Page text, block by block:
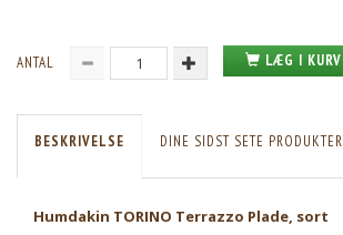
ANTAL LÆG I KURV
BESKRIVELSE DINE SIDST SETE PRODUKTER
Humdakin TORINO Terrazzo Plade, sort